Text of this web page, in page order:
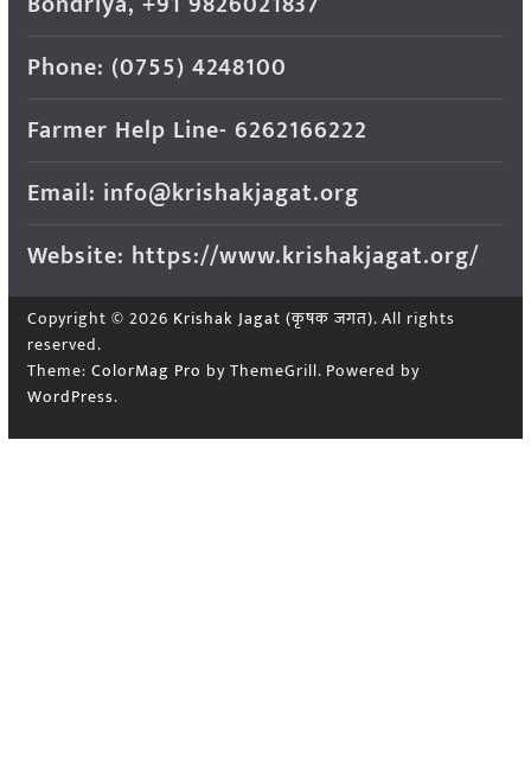
Phone: (0755) 4248100
Farmer Help Line- 6262166222
Email: info@krishakjagat.org
Website: https://www.krishakjagat.org/
Copyright © 2026 Krishak Jagat (कृषक जगत). All rights
reserved.
Theme: ColorMag Pro by ThemeGrill. Powered by
WordPress.